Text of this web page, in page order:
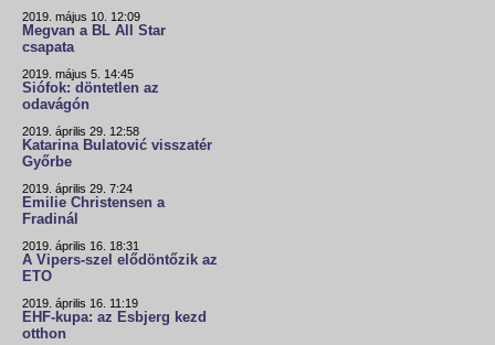
2019. május 10. 12:09
Megvan a BL All Star
csapata
2019. május 5. 14:45
Siófok: döntetlen az
odavágón
2019. április 29. 12:58
Katarina Bulatović visszatér
Győrbe
2019. április 29. 7:24
Emilie Christensen a
Fradinál
2019. április 16. 18:31
A Vipers-szel elődöntőzik az
ETO
2019. április 16. 11:19
EHF-kupa: az Esbjerg kezd
otthon